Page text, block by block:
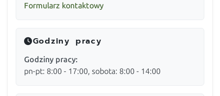
Formularz kontaktowy
Godziny pracy
Godziny pracy:
pn-pt: 8:00 - 17:00, sobota: 8:00 - 14:00